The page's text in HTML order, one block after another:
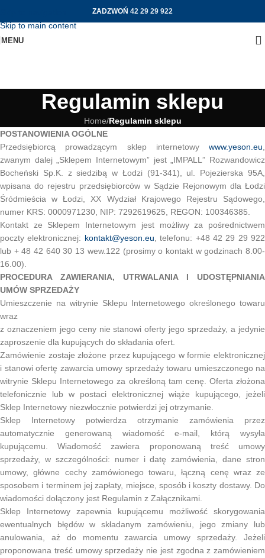
Skip to main content
ZADZWOŃ 42 29 29 922
MENU
Regulamin sklepu
Home/Regulamin sklepu
POSTANOWIENIA OGÓLNE
Przedsiębiorcą prowadzącym sklep internetowy www.yeson.eu
zwanym dalej „Sklepem Internetowym” jest „IMPALL” Rozwandowicz
Bocheński Sp.K. z siedzibą w Łodzi (91-341), ul. Pojezierska 95A,
wpisana do rejestru przedsiębiorców w Sądzie Rejonowym dla Łodzi
Śródmieścia w Łodzi, XX Wydział Krajowego Rejestru Sądowego,
numer KRS: 0000971230, NIP: 7292619625, REGON: 100346385.
Kontakt ze Sklepem Internetowym jest możliwy za pośrednictwem
poczty elektronicznej: kontakt@yeson.eu , telefonu: +48 42 29 29 922
lub + 48 42 640 30 13 wew.122 (prosimy o kontakt w godzinach 8.00-
16.00).
PROCEDURA ZAWIERANIA, UTRWALANIA I UDOSTĘPNIANIA
UMÓW SPRZEDAŻY
Umieszczenie na witrynie Sklepu Internetowego określonego towaru
wraz
z oznaczeniem jego ceny nie stanowi oferty jego sprzedaży, a jedynie
zaproszenie dla kupujących do składania ofert.
Zamówienie zostaje złożone przez kupującego w formie elektronicznej
i stanowi ofertę zawarcia umowy sprzedaży towaru umieszczonego na
witrynie Sklepu Internetowego za określoną tam cenę. Oferta złożona
telefonicznie lub w postaci elektronicznej wiąże kupującego, jeżeli
Sklep Internetowy niezwłocznie potwierdzi jej otrzymanie.
Sklep Internetowy potwierdza otrzymanie zamówienia przez
automatycznie generowaną wiadomość e-mail, którą wysyła
kupującemu. Wiadomość zawiera proponowaną treść umowy
sprzedaży, w szczególności: numer i datę zamówienia, dane stron
umowy, główne cechy zamówionego towaru, łączną cenę wraz ze
sposobem i terminem jej zapłaty, miejsce, sposób i koszty dostawy. Do
wiadomości dołączony jest Regulamin z Załącznikami.
Sklep Internetowy zapewnia kupującemu możliwość skorygowania
ewentualnych błędów w składanym zamówieniu, jego zmiany lub
anulowania, aż do momentu zawarcia umowy sprzedaży. Jeżeli
proponowana treść umowy sprzedaży nie jest zgodna z zamówieniem